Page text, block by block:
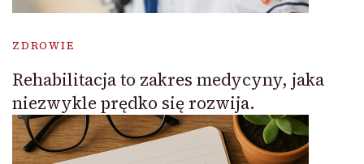
ZDROWIE
Rehabilitacja to zakres medycyny, jaka
niezwykle prędko się rozwija.